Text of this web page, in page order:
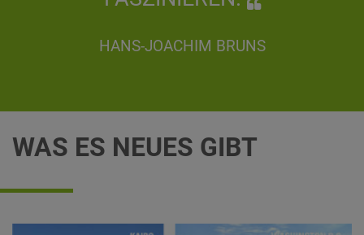
HANS-JOACHIM BRUNS
WAS ES NEUES GIBT